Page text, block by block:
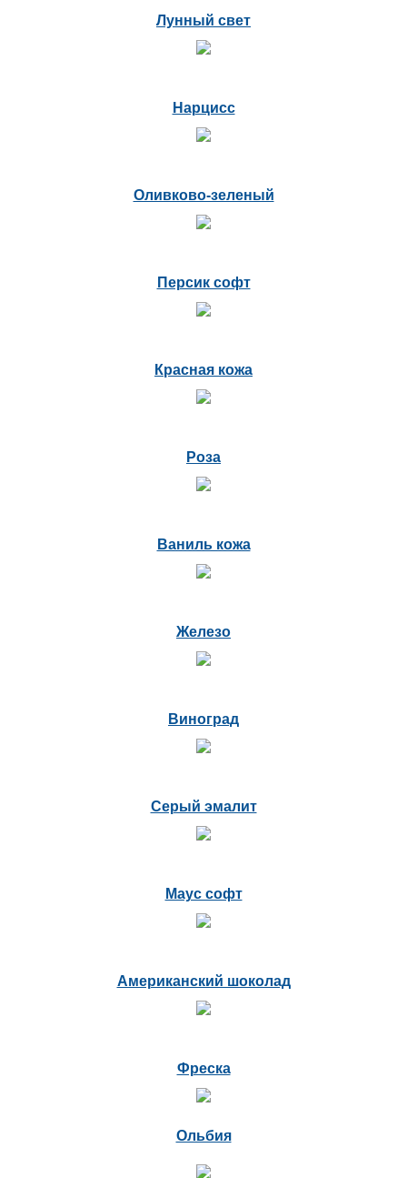
Лунный свет
Нарцисс
Оливково-зеленый
Персик софт
Красная кожа
Роза
Ваниль кожа
Железо
Виноград
Серый эмалит
Маус софт
Американский шоколад
Фреска
Ольбия